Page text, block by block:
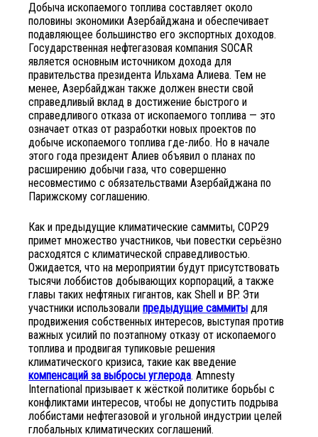
Добыча ископаемого топлива составляет около
половины экономики Азербайджана и обеспечивает
подавляющее большинство его экспортных доходов.
Государственная нефтегазовая компания SOCAR
является основным источником дохода для
правительства президента Ильхама Алиева. Тем не
менее, Азербайджан также должен внести свой
справедливый вклад в достижение быстрого и
справедливого отказа от ископаемого топлива — это
означает отказ от разработки новых проектов по
добыче ископаемого топлива где-либо. Но в начале
этого года президент Алиев объявил о планах по
расширению добычи газа, что совершенно
несовместимо с обязательствами Азербайджана по
Парижскому соглашению.
Как и предыдущие климатические саммиты, COP29
примет множество участников, чьи повестки серьёзно
расходятся с климатической справедливостью.
Ожидается, что на мероприятии будут присутствовать
тысячи лоббистов добывающих корпораций, а также
главы таких нефтяных гигантов, как Shell и BP. Эти
участники использовали предыдущие саммиты для
продвижения собственных интересов, выступая против
важных усилий по поэтапному отказу от ископаемого
топлива и продвигая тупиковые решения
климатического кризиса, такие как введение
компенсаций за выбросы углерода. Amnesty
International призывает к жёсткой политике борьбы с
конфликтами интересов, чтобы не допустить подрыва
лоббистами нефтегазовой и угольной индустрии целей
глобальных климатических соглашений.